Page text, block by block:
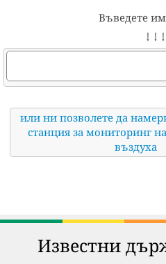
Въведете
↓ ↓ ↓
или ни позволете да
станция за мониторинг
въздуха
Известни